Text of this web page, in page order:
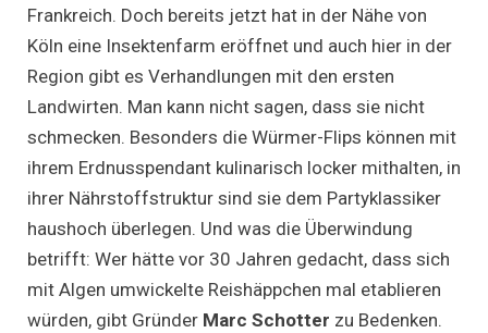
Frankreich. Doch bereits jetzt hat in der Nähe von
Köln eine Insektenfarm eröffnet und auch hier in der
Region gibt es Verhandlungen mit den ersten
Landwirten. Man kann nicht sagen, dass sie nicht
schmecken. Besonders die Würmer-Flips können mit
ihrem Erdnusspendant kulinarisch locker mithalten, in
ihrer Nährstoffstruktur sind sie dem Partyklassiker
haushoch überlegen. Und was die Überwindung
betrifft: Wer hätte vor 30 Jahren gedacht, dass sich
mit Algen umwickelte Reishäppchen mal etablieren
würden, gibt Gründer Marc Schotter zu Bedenken.